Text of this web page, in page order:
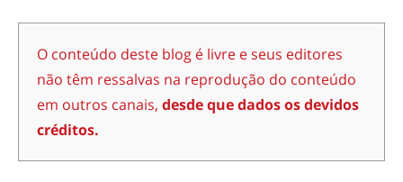
O conteúdo deste blog é livre e seus editores
não têm ressalvas na reprodução do conteúdo
em outros canais, desde que dados os devidos
créditos.